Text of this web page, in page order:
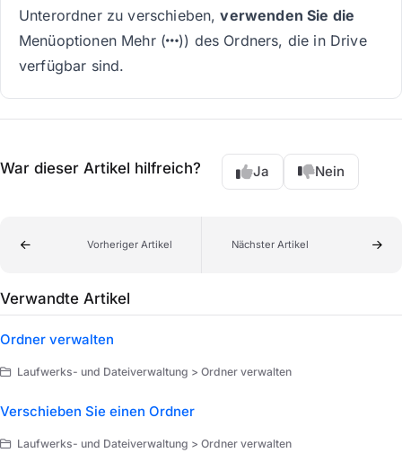
Unterordner zu verschieben,verwenden Sie die
Menüoptionen Mehr (
)) des Ordners, die in Drive
verfügbar sind.
War dieser Artikel hilfreich? Ja Nein
Vorheriger Artikel Nächster Artikel
Verwandte Artikel
Ordner verwalten
Laufwerks- und Dateiverwaltung > Ordner verwalten
Verschieben Sie einen Ordner
Laufwerks- und Dateiverwaltung > Ordner verwalten